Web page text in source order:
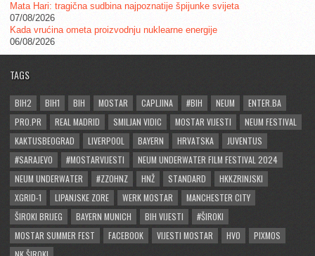
Mata Hari: tragična sudbina najpoznatije špijunke svijeta
07/08/2026
Kada vrućina ometa proizvodnju nuklearne energije
06/08/2026
TAGS
BIH2 BIH1 BIH MOSTAR CAPLJINA #BIH NEUM
ENTER.BA
PRO.PR
REAL MADRID SMILJAN VIDIC MOSTAR VIJESTI
NEUM FESTIVAL
KAKTUSBEOGRAD
LIVERPOOL BAYERN HRVATSKA
JUVENTUS
#SARAJEVO
#MOSTARVIJESTI
NEUM UNDERWATER FILM FESTIVAL 2024
NEUM UNDERWATER
#ZZOHNZ HNŽ STANDARD
HKKZRINJSKI
XGRID-1
LIPANJSKE ZORE WERK MOSTAR
MANCHESTER CITY
ŠIROKI BRIJEG
BAYERN MUNICH BIH VIJESTI
#ŠIROKI
MOSTAR SUMMER FEST
FACEBOOK VIJESTI MOSTAR HVO
PIXMOS